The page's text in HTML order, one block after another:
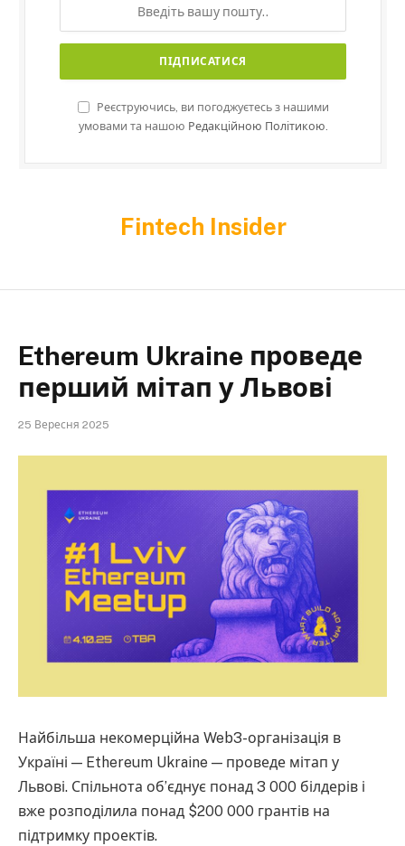
Реєструючись, ви погоджуєтесь з нашими
умовами та нашою Редакційною Політикою.
Fintech Insider
Ethereum Ukraine проведе
перший мітап у Львові
25 Вересня 2025
Найбільша некомерційна Web3-організація в
Україні — Ethereum Ukraine — проведе мітап у
Львові. Спільнота об’єднує понад 3 000 білдерів і
вже розподілила понад $200 000 грантів на
підтримку проектів.